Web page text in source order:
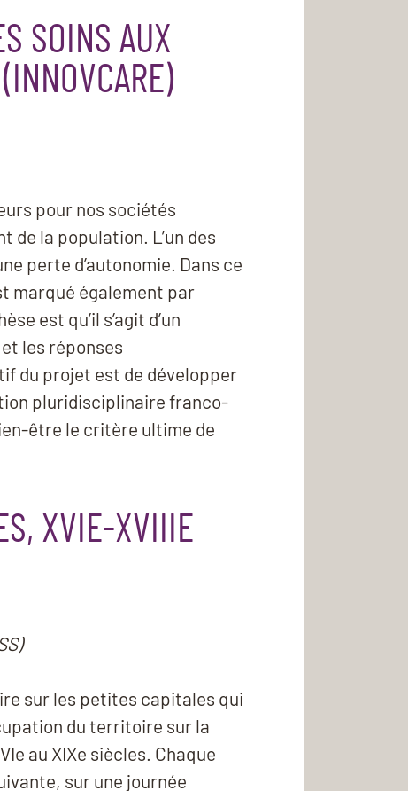
SOINS AUX
pour nos sociétés
de la population. L’un des
perte d’autonomie. Dans ce
marqué également par
est qu’il s’agit d’un
les réponses
du projet est de développer
pluridisciplinaire franco-
être le critère ultime de
XVIE-XVIIIE
sur les petites capitales qui
du territoire sur la
au XIXe siècles. Chaque
sur une journée